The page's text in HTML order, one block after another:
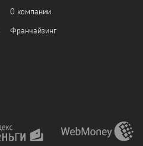
О компании
Франчайзинг